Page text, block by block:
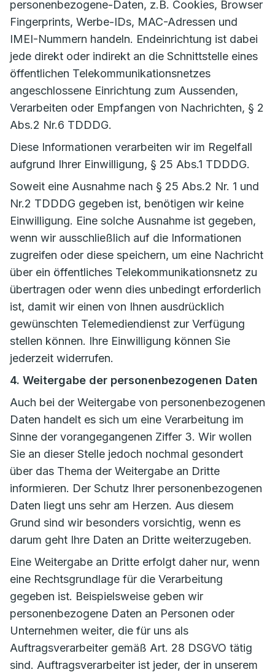
personenbezogene-Daten, z.B. Cookies, Browser
Fingerprints, Werbe-IDs, MAC-Adressen und
IMEI-Nummern handeln. Endeinrichtung ist dabei
jede direkt oder indirekt an die Schnittstelle eines
öffentlichen Telekommunikationsnetzes
angeschlossene Einrichtung zum Aussenden,
Verarbeiten oder Empfangen von Nachrichten, § 2
Abs.2 Nr.6 TDDDG.
Diese Informationen verarbeiten wir im Regelfall
aufgrund Ihrer Einwilligung, § 25 Abs.1 TDDDG.
Soweit eine Ausnahme nach § 25 Abs.2 Nr. 1 und
Nr.2 TDDDG gegeben ist, benötigen wir keine
Einwilligung. Eine solche Ausnahme ist gegeben,
wenn wir ausschließlich auf die Informationen
zugreifen oder diese speichern, um eine Nachricht
über ein öffentliches Telekommunikationsnetz zu
übertragen oder wenn dies unbedingt erforderlich
ist, damit wir einen von Ihnen ausdrücklich
gewünschten Telemediendienst zur Verfügung
stellen können. Ihre Einwilligung können Sie
jederzeit widerrufen.
4. Weitergabe der personenbezogenen Daten
Auch bei der Weitergabe von personenbezogenen
Daten handelt es sich um eine Verarbeitung im
Sinne der vorangegangenen Ziffer 3. Wir wollen
Sie an dieser Stelle jedoch nochmal gesondert
über das Thema der Weitergabe an Dritte
informieren. Der Schutz Ihrer personenbezogenen
Daten liegt uns sehr am Herzen. Aus diesem
Grund sind wir besonders vorsichtig, wenn es
darum geht Ihre Daten an Dritte weiterzugeben.
Eine Weitergabe an Dritte erfolgt daher nur, wenn
eine Rechtsgrundlage für die Verarbeitung
gegeben ist. Beispielsweise geben wir
personenbezogene Daten an Personen oder
Unternehmen weiter, die für uns als
Auftragsverarbeiter gemäß Art. 28 DSGVO tätig
sind. Auftragsverarbeiter ist jeder, der in unserem